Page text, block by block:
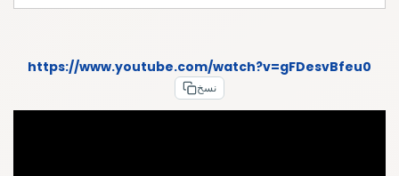
https://www.youtube.com/watch?v=gFDesvBfeu0
نسخ